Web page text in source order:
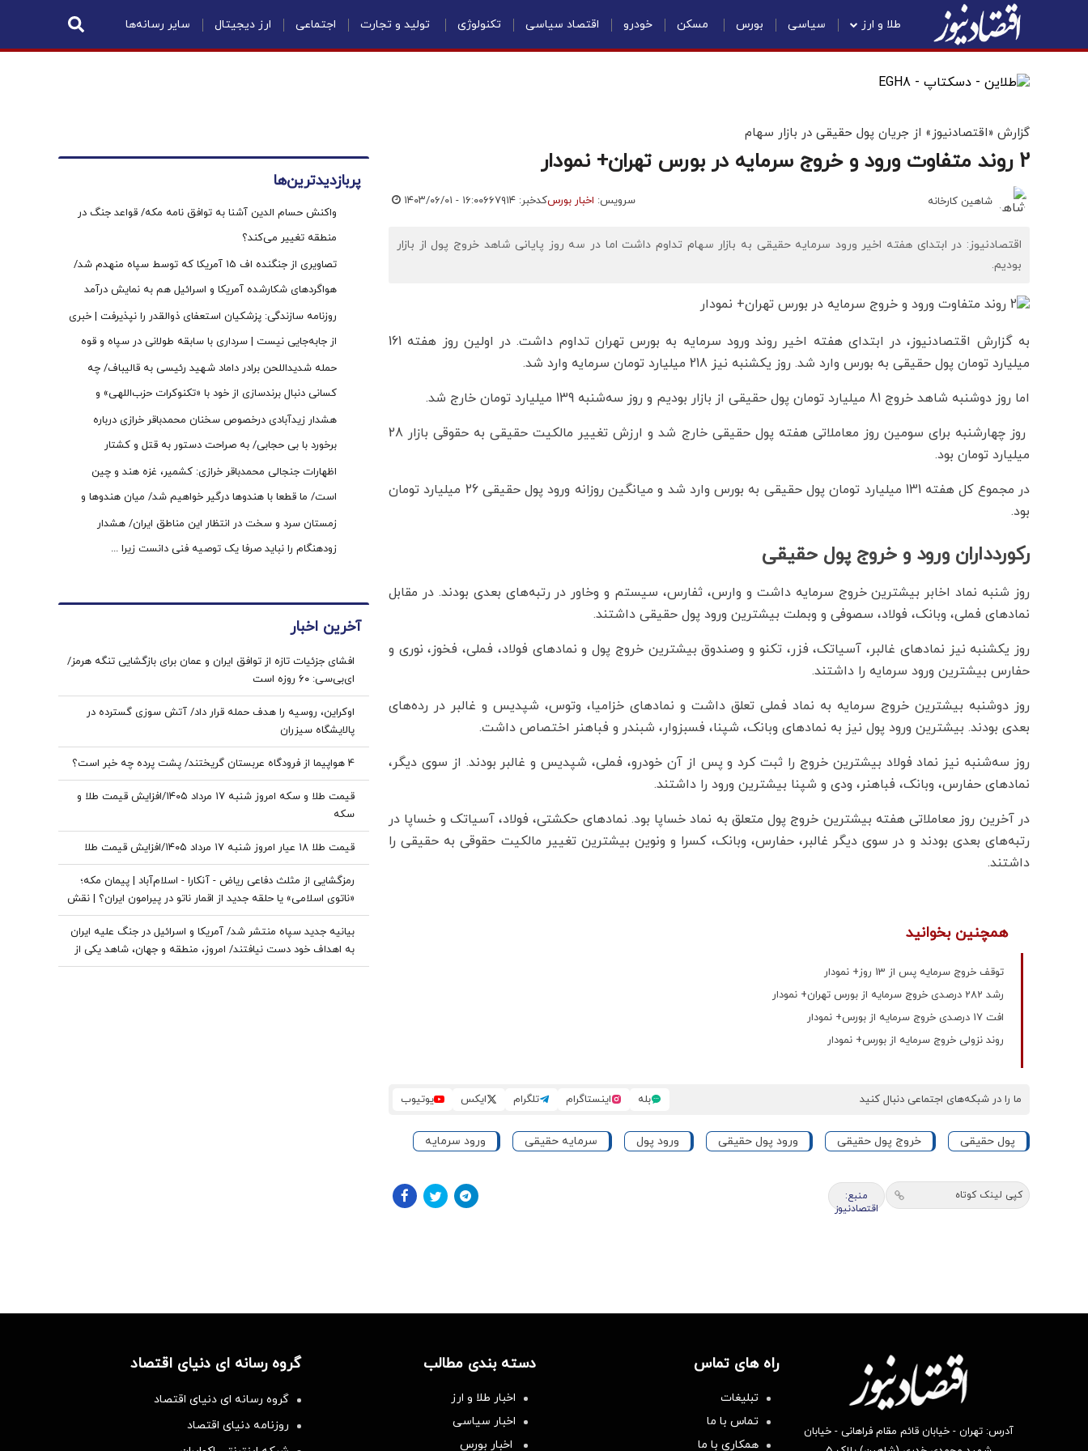
طلا و ارز سیاسی بورس مسکن خودرو اقتصاد سیاسی تکنولوژی تولید و تجارت اجتماعی ارز دیجیتال سایر رسانه‌ها
گزارش «اقتصادنیوز» از جریان پول حقیقی در بازار سهام
2 روند متفاوت ورود و خروج سرمایه در بورس تهران+ نمودار
شاهین کارخانه سرویس: اخبار بورسکدخبر: ۶۶۷۹۱۴ ۱۴۰۳/۰۶/۰۱ - ۱۶:۰۰
اقتصادنیوز: در ابتدای هفته اخیر ورود سرمایه حقیقی به بازار سهام تداوم داشت اما در سه روز پایانی شاهد خروج پول از بازار
بودیم.
به گزارش اقتصادنیوز، در ابتدای هفته‌ اخیر روند ورود سرمایه به بورس تهران تداوم داشت. در اولین روز هفته 161
میلیارد تومان پول حقیقی به بورس وارد شد. روز یکشنبه نیز 218 میلیارد تومان سرمایه وارد شد.
اما روز دوشنبه شاهد خروج 81 میلیارد تومان پول حقیقی از بازار بودیم و روز سه‌شنبه 139 میلیارد تومان خارج شد.
روز چهارشنبه برای سومین روز معاملاتی هفته پول حقیقی خارج شد و ارزش تغییر مالکیت حقیقی به حقوقی بازار 28
میلیارد تومان بود.
در مجموع کل هفته 131 میلیارد تومان پول حقیقی به بورس وارد شد و میانگین روزانه ورود پول حقیقی 26 میلیارد تومان
بود.
رکوردداران ورود و خروج پول حقیقی
روز شنبه نماد اخابر بیشترین خروج سرمایه داشت و وارس، ثفارس، سیستم و وخاور در رتبه‌های بعدی بودند. در مقابل
نمادهای فملی، وبانک، فولاد، سصوفی و وبملت بیشترین ورود پول حقیقی داشتند.
روز یکشنبه نیز نمادهای غالبر، آسیاتک، فزر، تکنو و وصندوق بیشترین خروج پول و نمادهای فولاد، فملی، فخوز، نوری و
حفارس بیشترین ورود سرمایه را داشتند.
روز دوشنبه بیشترین خروج سرمایه به نماد فملی تعلق داشت و نمادهای خزامیا، وتوس، شپدیس و غالبر در رده‌های
بعدی بودند. بیشترین ورود پول نیز به نمادهای وبانک، شپنا، فسبزوار، شبندر و فباهنر اختصاص داشت.
روز سه‌شنبه نیز نماد فولاد بیشترین خروج را ثبت کرد و پس از آن خودرو، فملی، شپدیس و غالبر بودند. از سوی دیگر،
نمادهای حفارس، وبانک، فباهنر، ودی و شپنا بیشترین ورود را داشتند.
در آخرین روز معاملاتی هفته بیشترین خروج پول متعلق به نماد خساپا بود. نمادهای حکشتی، فولاد، آسیاتک و خساپا در
رتبه‌های بعدی بودند و در سوی دیگر غالبر، حفارس، وبانک، کسرا و ونوین بیشترین تغییر مالکیت حقوقی به حقیقی را
داشتند.
همچنین بخوانید
توقف خروج سرمایه پس از 13 روز+ نمودار
رشد 282 درصدی خروج سرمایه از بورس تهران+ نمودار
افت 17 درصدی خروج سرمایه از بورس+ نمودار
روند نزولی خروج سرمایه از بورس+ نمودار
ما را در شبکه‌های اجتماعی دنبال کنید بله اینستاگرام تلگرام ایکس یوتیوب
پول حقیقی خروج پول حقیقی ورود پول حقیقی ورود پول سرمایه حقیقی ورود سرمایه
کپی لینک کوتاه
منبع:
اقتصادنیوز
پربازدیدترین‌ها
واکنش حسام الدین آشنا به توافق نامه مکه/ قواعد جنگ در
منطقه تغییر می‌کند؟
تصاویری از جنگنده اف 15 آمریکا که توسط سپاه منهدم شد/
هواگردهای شکارشده آمریکا و اسرائیل هم به نمایش درآمد
روزنامه سازندگی: پزشکیان استعفای ذوالقدر را نپذیرفت | خبری
از جابه‌جایی نیست | سرداری با سابقه طولانی در سپاه و قوه
قضائیه چگونه به دبیری شعام رسید؟
حمله شدیداللحن برادر داماد شهید رئیسی به قالیباف/ چه
کسانی دنبال برندسازی از خود با «تکنوکرات حزب‌اللهی» و
«رضاخان حزب‌اللهی» بودند؟
هشدار زیدآبادی درخصوص سخنان محمدباقر خرازی درباره
برخورد با بی حجابی/ به صراحت دستور به قتل و کشتار
شهروندان و اشغال دوایر دولتی داده است/ چگونه چنین فرد
خطرناکی آزاد است؟
اظهارات جنجالی محمدباقر خرازی: کشمیر، غزه هند و چین
است/ ما قطعا با هندوها درگیر خواهیم شد/ میان هندوها و
یهودیان و اسرائیل پیوندهای ذاتی وجود دارد
زمستان سرد و سخت در انتظار این مناطق ایران/ هشدار
زودهنگام را نباید صرفا یک توصیه فنی دانست زیرا ...
آخرین اخبار
افشای جزئیات تازه از توافق ایران و عمان برای بازگشایی تنگه هرمز/
ای‌بی‌سی: ۶۰ روزه است
اوکراین، روسیه را هدف حمله قرار داد/ آتش سوزی گسترده در
پالایشگاه سیزران
4 هواپیما از فرودگاه عربستان گریختند/ پشت پرده چه خبر است؟
قیمت طلا و سکه امروز شنبه ۱۷ مرداد ۱۴۰۵/افزایش قیمت طلا و
سکه
قیمت طلا ۱۸ عیار امروز شنبه ۱۷ مرداد ۱۴۰۵/افزایش قیمت طلا
رمزگشایی از مثلث دفاعی ریاض - آنکارا - اسلام‌آباد | پیمان مکه؛
«ناتوی اسلامی» یا حلقه‌ جدید از اقمار ناتو در پیرامون ایران؟ | نقش
پنهان ترکیه در اتصال ائتلاف مکه به ناتو
بیانیه جدید سپاه منتشر شد/ آمریکا و اسرائیل در جنگ علیه ایران
به اهداف خود دست نیافتند/ امروز، منطقه و جهان، شاهد یکی از
پیچیده ترین نبردهای تاریخی معاصر است
آدرس: تهران - خیابان قائم مقام فراهانی - خیابان
راه های تماس
تبلیغات
تماس با ما
همکاری با ما
دسته بندی مطالب
اخبار طلا و ارز
اخبار سیاسی
اخبار بورس
گروه رسانه ای دنیای اقتصاد
گروه رسانه ای دنیای اقتصاد
روزنامه دنیای اقتصاد